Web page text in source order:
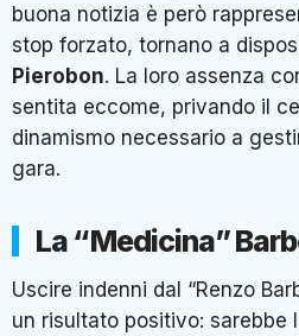
buona notizia è però
stop forzato, tornano a
Pierobon. La loro assenza
sentita eccome, privando il
dinamismo necessario a
gara.
La “Medicina”
Uscire indenni dal “Renzo
un risultato positivo: sarebbe